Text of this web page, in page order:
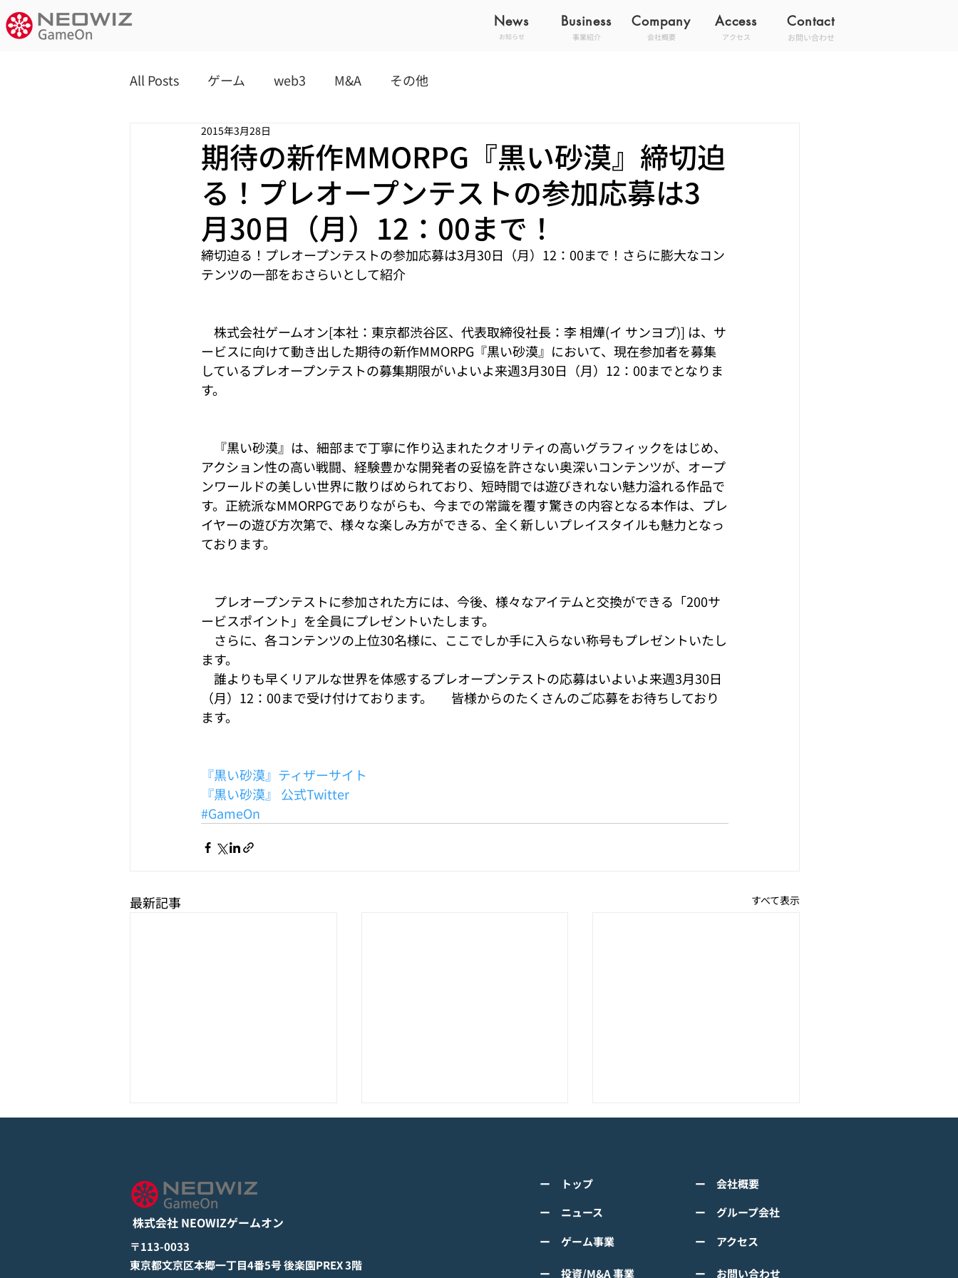
News Business
お知らせ 事業紹介
Access Contact
アクセス お問い合わせ
Company
会社概要
All Posts ゲーム web3 M&A その他
期待の新作MMORPG『黒い砂漠』締切迫
る！プレオープンテストの参加応募は3
月30日（月）12：00まで！
2015年3月28日
締切迫る！プレオープンテストの参加応募は3月30日（月）12：00まで！さらに膨大なコン
テンツの一部をおさらいとして紹介
株式会社ゲームオン[本社：東京都渋谷区、代表取締役社長：李 相燁(イ サンヨプ)] は、サ
ービスに向けて動き出した期待の新作MMORPG『黒い砂漠』において、現在参加者を募集
しているプレオープンテストの募集期限がいよいよ来週3月30日（月）12：00までとなりま
す。
『黒い砂漠』は、細部まで丁寧に作り込まれたクオリティの高いグラフィックをはじめ、
アクション性の高い戦闘、経験豊かな開発者の妥協を許さない奥深いコンテンツが、オープ
ンワールドの美しい世界に散りばめられており、短時間では遊びきれない魅力溢れる作品で
す。正統派なMMORPGでありながらも、今までの常識を覆す驚きの内容となる本作は、プレ
イヤーの遊び方次第で、様々な楽しみ方ができる、全く新しいプレイスタイルも魅力となっ
ております。
プレオープンテストに参加された方には、今後、様々なアイテムと交換ができる「200サ
ービスポイント」を全員にプレゼントいたします。
さらに、各コンテンツの上位30名様に、ここでしか手に入らない称号もプレゼントいたし
ます。
誰よりも早くリアルな世界を体感するプレオープンテストの応募はいよいよ来週3月30日
（月）12：00まで受け付けております。  　皆様からのたくさんのご応募をお待ちしており
ます。
『黒い砂漠』ティザーサイト
『黒い砂漠』 公式Twitter
#GameOn
最新記事 すべて表示
けて正式リリース！
詳しくは下記PDFをご確認くださ
い。 【ゲームオン プレスリリ
ース】 モバイル新作『ぼのぼの
なにしてる？』 Google Play
StoreとApp Storeから全世界に
向けて正式リリース！ #ぼのぼの
超伝導体！最高のスリックバ
ス】 K-POPアイドル応援アプリ
体！最高のスリックバック・チャ
のぼの なにしてる？』<span
class="space"></span>グロ
詳しくは下記PDFをご確認くださ
い。 【ゲームオン プレスリリ
ース】 TVアニメーション 『ぼの
ぼの なにしてる？』事前登録受
株式会社 NEOWIZゲームオン
​〒113-0033
​東京都文京区本郷一丁目4番5号 後楽園PREX 3階
ー トップ
ー ニュース
ー ゲーム事業
ー 投資/M&A 事業
ー 会社概要
ー グループ会社
ー アクセス
ー お問い合わせ